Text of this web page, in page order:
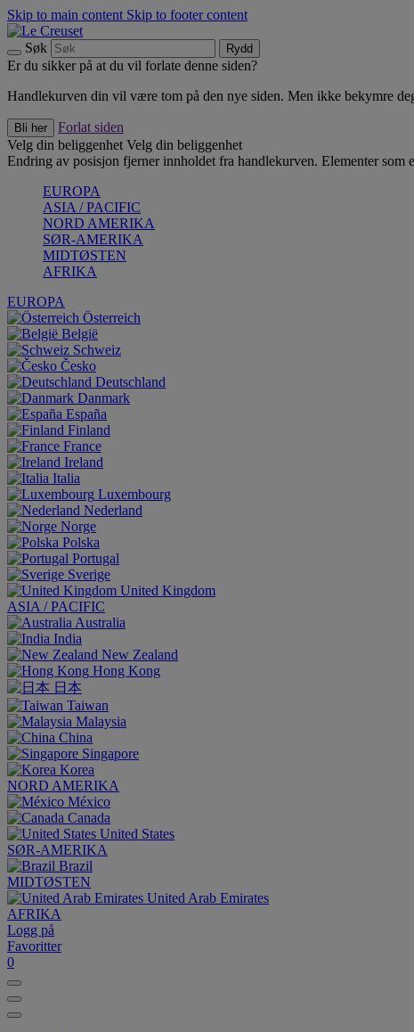
Skip to main content Skip to footer content
Søk Rydd
Er du sikker på at du vil forlate denne siden?
Handlekurven din vil være tom på den nye siden. Men ikke bekymre
Bli her
Forlat siden
Velg din beliggenhet Velg din beliggenhet
Endring av posisjon fjerner innholdet fra handlekurven. Elementer som
EUROPA
ASIA / PACIFIC
NORD AMERIKA
SØR-AMERIKA
MIDTØSTEN
AFRIKA
EUROPA
Österreich
België
Schweiz
Česko
Deutschland
Danmark
España
Finland
France
Ireland
Italia
Luxembourg
Nederland
Norge
Polska
Portugal
Sverige
United Kingdom
ASIA / PACIFIC
Australia
India
New Zealand
Hong Kong
日本
Taiwan
Malaysia
China
Singapore
Korea
NORD AMERIKA
México
Canada
United States
SØR-AMERIKA
Brazil
MIDTØSTEN
United Arab Emirates
AFRIKA
Logg på
Favoritter
0